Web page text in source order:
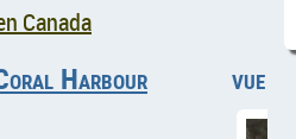
Canada
Harbour vue